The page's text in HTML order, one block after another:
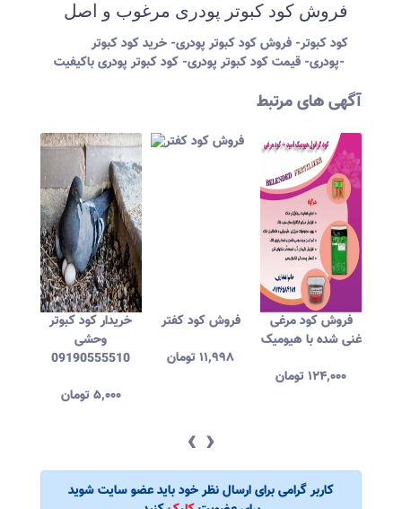
فروش کود کبوتر پودری مرغوب و اصل
کود کبوتر- فروش کود کبوتر پودری- خرید کود کبوتر
پودری- قیمت کود کبوتر پودری- کود کبوتر پودری باکیفیت-
آگهی های مرتبط
خریدار کود کبوتر
وحشی
09190555510
۵,۰۰۰تومان
فروش کود کفتر
۱۱,۹۹۸تومان
فروش کود مرغی
غنی شده با هیومیک
۱۲۴,۰۰۰تومان
‹ ›
کاربر گرامی برای ارسال نظر خود باید عضو سایت شوید